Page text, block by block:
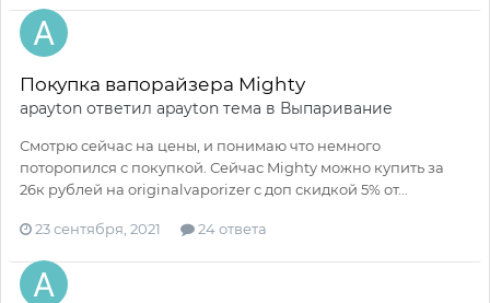
Покупка вапорайзера Mighty
apayton ответил apayton тема в Выпаривание
Смотрю сейчас на цены, и понимаю что немного
поторопился с покупкой. Сейчас Mighty можно купить за
26к рублей на originalvaporizer с доп скидкой 5% от...
23 сентября, 2021 24 ответа